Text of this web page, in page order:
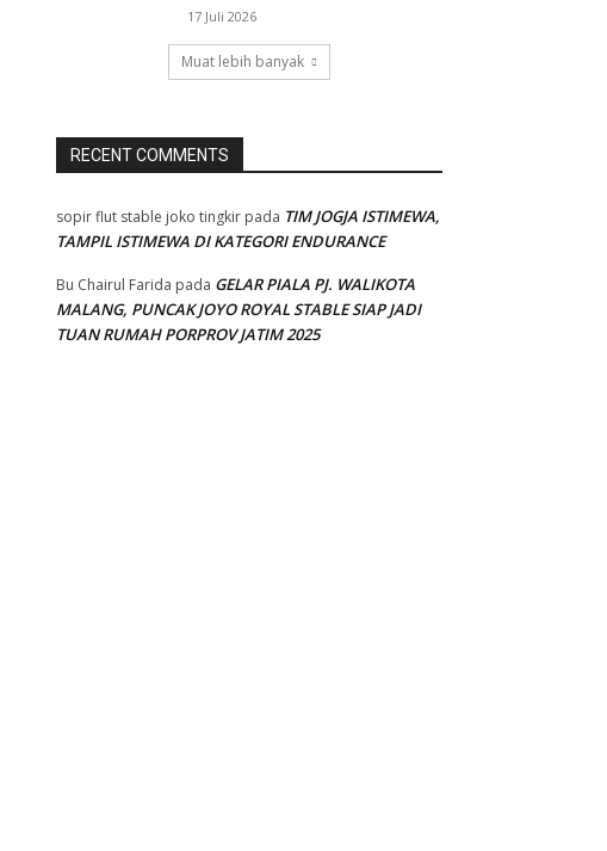
17 Juli 2026
Muat lebih banyak
RECENT COMMENTS
sopir flut stable joko tingkir pada TIM JOGJA ISTIMEWA,
TAMPIL ISTIMEWA DI KATEGORI ENDURANCE
Bu Chairul Farida pada GELAR PIALA PJ. WALIKOTA
MALANG, PUNCAK JOYO ROYAL STABLE SIAP JADI
TUAN RUMAH PORPROV JATIM 2025